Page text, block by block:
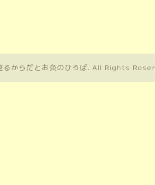
からだとお灸のひろば. All Rights